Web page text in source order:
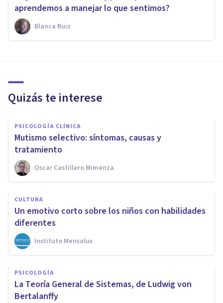
aprendemos a manejar lo que sentimos?
Blanca Ruiz
Quizás te interese
PSICOLOGÍA CLÍNICA
Mutismo selectivo: síntomas, causas y
tratamiento
Oscar Castillero Mimenza
CULTURA
Un emotivo corto sobre los niños con habilidades
diferentes
Instituto Mensalus
PSICOLOGÍA
La Teoría General de Sistemas, de Ludwig von
Bertalanffy